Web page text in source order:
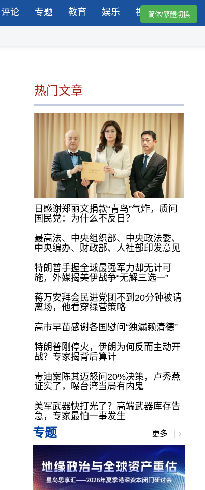
评论 专题 教育 娱乐 视频简体/繁體切換
热门文章
日感谢郑丽文捐款“青鸟”气炸，质问
国民党：为什么不反日？
最高法、中央组织部、中央政法委、
中央编办、财政部、人社部印发意见
特朗普手握全球最强军力却无计可
施，外媒揭美伊战争“无解三选一”
蒋万安拜会民进党团不到20分钟被请
离场，他看穿绿营策略
高市早苗感谢各国慰问“独漏赖清德”
特朗普刚停火，伊朗为何反而主动开
战？专家揭背后算计
毒油案陈其迈怒问20%决策，卢秀燕
证实了，曝台湾当局有内鬼
美军武器快打光了？高端武器库存告
急，专家最怕一事发生
专题 更多